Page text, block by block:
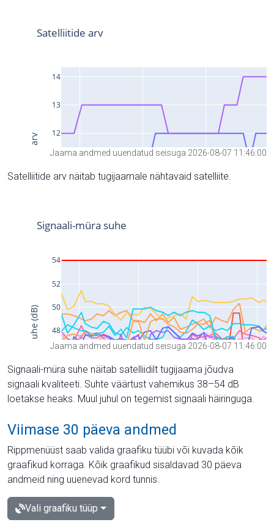
Jaama andmed uuendatud seisuga 2026-08-07 11:46:00
Satelliitide arv näitab tugijaamale nähtavaid satelliite.
Jaama andmed uuendatud seisuga 2026-08-07 11:46:00
Signaali-müra suhe näitab satelliidilt tugijaama jõudva
signaali kvaliteeti. Suhte väärtust vahemikus 38–54 dB
loetakse heaks. Muul juhul on tegemist signaali häiringuga.
Viimase 30 päeva andmed
Rippmenüüst saab valida graafiku tüübi või kuvada kõik
graafikud korraga. Kõik graafikud sisaldavad 30 päeva
andmeid ning uuenevad kord tunnis.
Vali graafiku tüüp